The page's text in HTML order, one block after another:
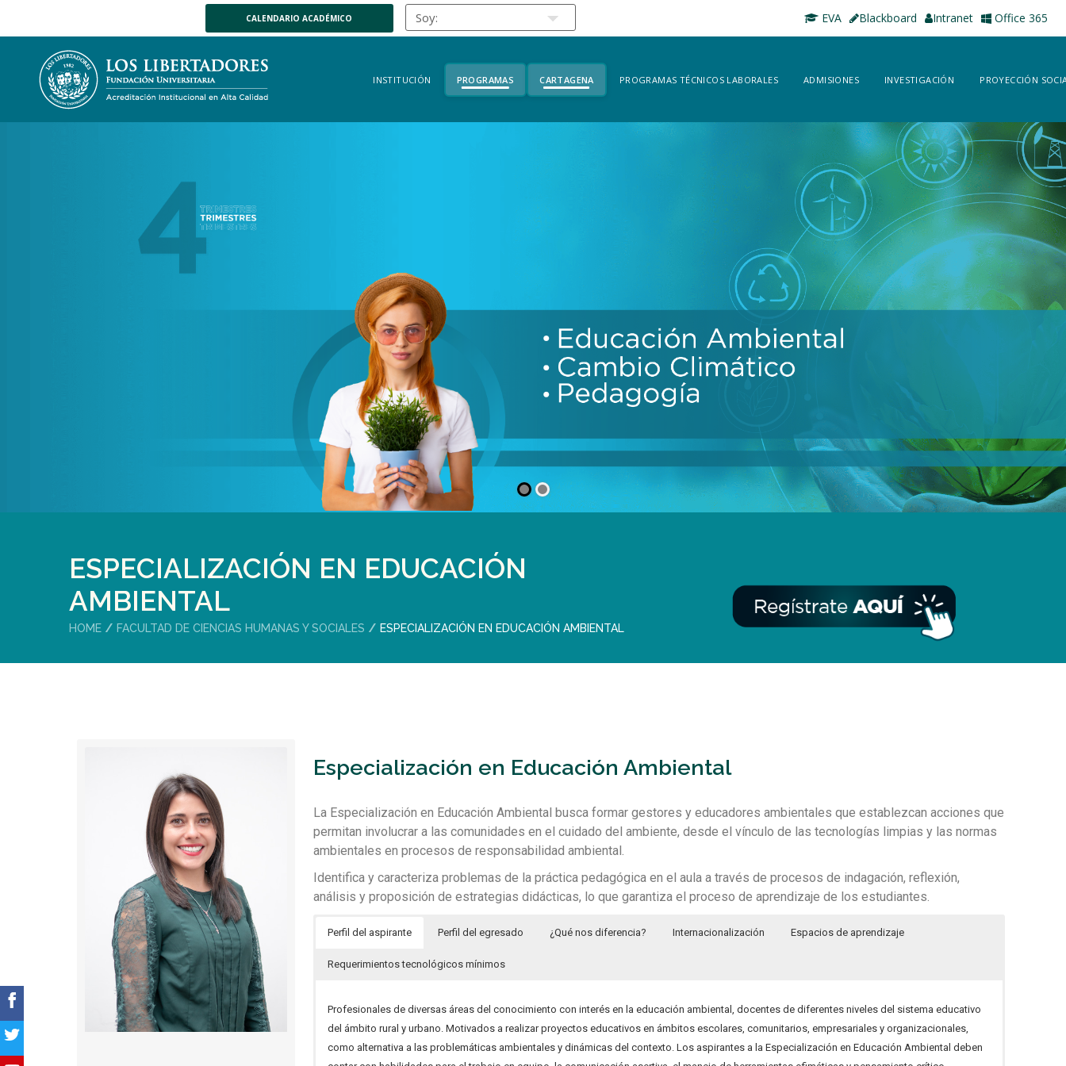
CALENDARIO ACADÉMICO EVA Blackboard Intranet Office 365
INSTITUCIÓN PROGRAMAS CARTAGENA PROGRAMAS TÉCNICOS LABORALES ADMISIONES INVESTIGACIÓN PROYECCIÓN
ESPECIALIZACIÓN EN EDUCACIÓN
AMBIENTAL
HOME FACULTAD DE CIENCIAS HUMANAS Y SOCIALES ESPECIALIZACIÓN EN EDUCACIÓN AMBIENTAL
Especialización en Educación Ambiental
La Especialización en Educación Ambiental busca formar gestores y educadores ambientales que establezcan acciones que
permitan involucrar a las comunidades en el cuidado del ambiente, desde el vínculo de las tecnologías limpias y las normas
ambientales en procesos de responsabilidad ambiental.
Identifica y caracteriza problemas de la práctica pedagógica en el aula a través de procesos de indagación, reflexión,
análisis y proposición de estrategias didácticas, lo que garantiza el proceso de aprendizaje de los estudiantes.
Perfil del aspirante Perfil del egresado ¿Qué nos diferencia? Internacionalización Espacios de aprendizaje
Requerimientos tecnológicos mínimos
Profesionales de diversas áreas del conocimiento con interés en la educación ambiental, docentes de diferentes niveles del sistema educativo
del ámbito rural y urbano. Motivados a realizar proyectos educativos en ámbitos escolares, comunitarios, empresariales y organizacionales,
como alternativa a las problemáticas ambientales y dinámicas del contexto. Los aspirantes a la Especialización en Educación Ambiental deben